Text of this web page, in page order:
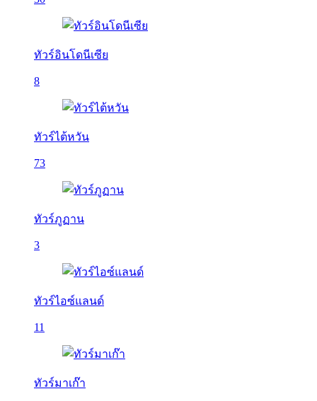
ทัวร์อินโดนีเซีย
8
ทัวร์ไต้หวัน
73
ทัวร์ภูฏาน
3
ทัวร์ไอซ์แลนด์
11
ทัวร์มาเก๊า